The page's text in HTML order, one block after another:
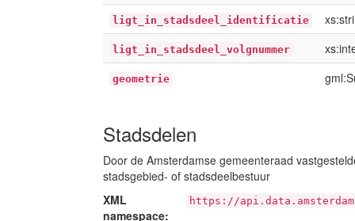
ligt_in_stadsdeel_identificatie
ligt_in_stadsdeel_volgnummer
geometrie
Stadsdelen
Door de Amsterdamse gemeenteraad
stadsgebied- of stadsdeelbestuur
XML
namespace:
https://